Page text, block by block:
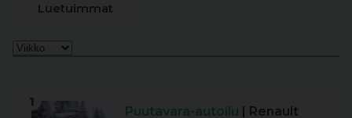
Luetuimmat
1
Puutavara-autoilu | Renault